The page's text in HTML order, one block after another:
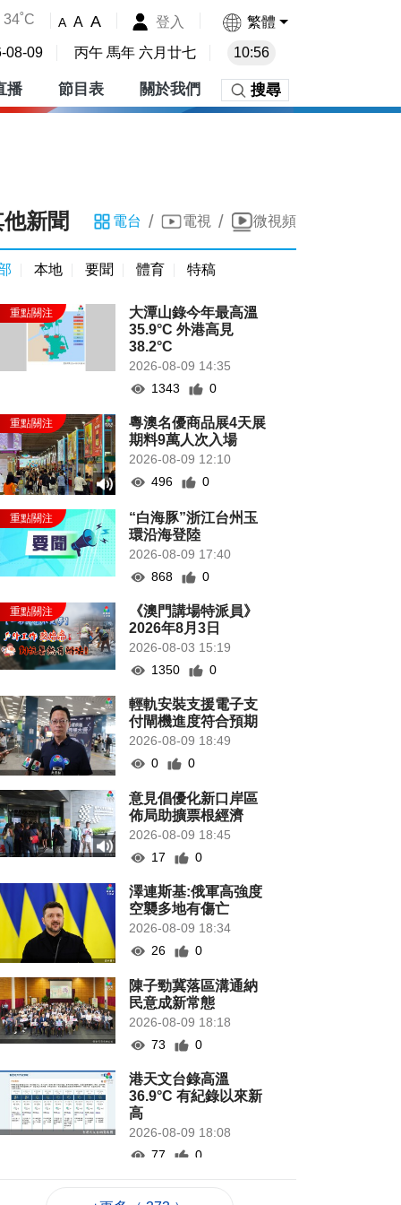
34˚C A A A 登入 繁體
08-09 丙午 馬年 六月廿七 10:56
播 節目表 關於我們 搜尋
新聞 電台 / 電視 / 微視頻
本地 要聞 體育 特稿
大潭山錄今年最高溫
35.9°C 外港高見
38.2°C
2026-08-09 14:35
1343
0
粵澳名優商品展4天展
期料9萬人次入場
2026-08-09 12:10
496
0
“白海豚”浙江台州玉
環沿海登陸
2026-08-09 17:40
868
0
《澳門講場特派員》
2026年8月3日
2026-08-03 15:19
1350
0
輕軌安裝支援電子支
付閘機進度符合預期
2026-08-09 18:49
0
0
意見倡優化新口岸區
佈局助擴票根經濟
2026-08-09 18:45
17
0
澤連斯基:俄軍高強度
空襲多地有傷亡
2026-08-09 18:34
26
0
陳子勁冀落區溝通納
民意成新常態
2026-08-09 18:18
73
0
港天文台錄高溫
36.9°C 有紀錄以來新
高
2026-08-09 18:08
77
0